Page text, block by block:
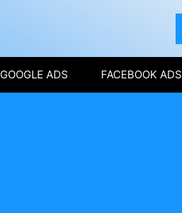
GOOGLE ADS FACEBOOK ADS